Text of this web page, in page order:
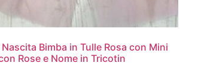
Bimba in Tulle Rosa con Mini
Rose e Nome in Tricotin